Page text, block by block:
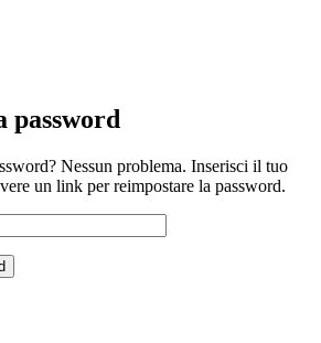
password
Nessun problema. Inserisci il tuo
un link per reimpostare la password.